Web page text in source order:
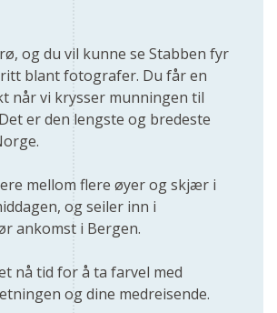
og du vil kunne se Stabben fyr
blant fotografer. Du får en
når vi krysser munningen til
er den lengste og bredeste
mellom flere øyer og skjær i
og seiler inn i
ankomst i Bergen.
nå tid for å ta farvel med
og dine medreisende.